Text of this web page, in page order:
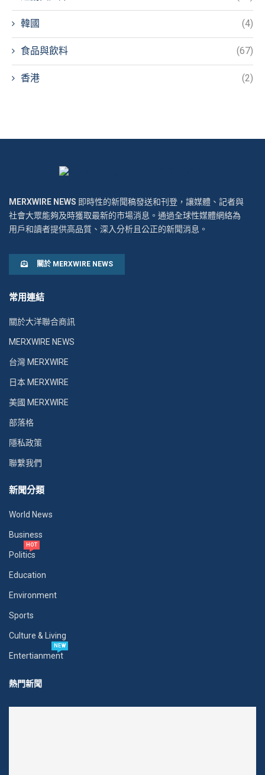
韓國 (4)
食品與飲料 (67)
香港 (2)
MERXWIRE NEWS 即時性的新聞稿發送和刊登，讓媒體、記者與
社會大眾能夠及時獲取最新的市場消息。通過全球性媒體網絡為
用戶和讀者提供高品質、深入分析且公正的新聞消息。
關於 MERXWIRE NEWS
常用連結
關於大洋聯合商訊
MERXWIRE NEWS
台灣 MERXWIRE
日本 MERXWIRE
美國 MERXWIRE
部落格
隱私政策
聯繫我們
新聞分類
World News
Business
Politics
HOT
Education
Environment
Sports
Culture & Living
Entertianment
NEW
熱門新聞